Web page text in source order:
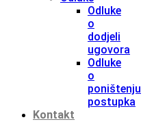
Odluke
o
dodjeli
ugovora
Odluke
o
poništenju
postupka
Kontakt